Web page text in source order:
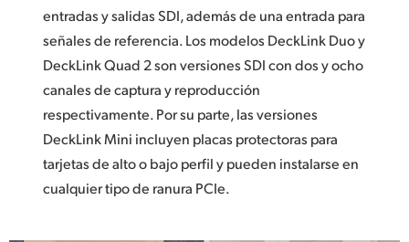
entradas y salidas SDI, además de una entrada para
señales de referencia. Los modelos DeckLink Duo y
DeckLink Quad 2 son versiones SDI con dos y ocho
canales de captura y reproducción
respectivamente. Por su parte, las versiones
DeckLink Mini incluyen placas protectoras para
tarjetas de alto o bajo perfil y pueden instalarse en
cualquier tipo de ranura PCIe.